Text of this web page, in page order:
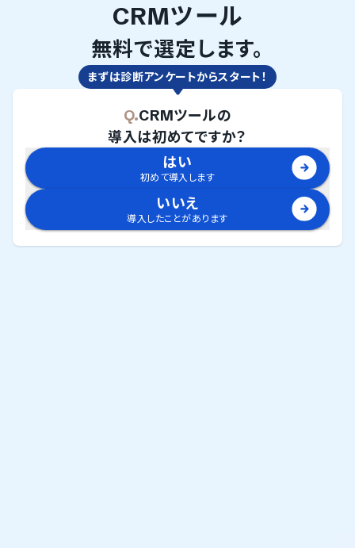
CRMツール
無料で選定します。
まずは診断アンケートからスタート！
Q.CRMツールの
導入は初めてですか？
はい
初めて導入します
いいえ
導入したことがあります